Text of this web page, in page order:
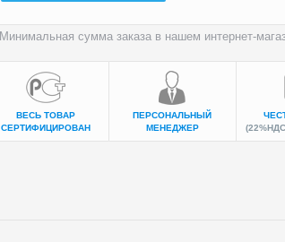
Минимальная сумма заказа в нашем интернет-
ВЕСЬ ТОВАР
СЕРТИФИЦИРОВАН
ПЕРСОНАЛЬНЫЙ
МЕНЕДЖЕР